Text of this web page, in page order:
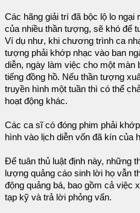
Các hãng giải trí đã bộc lộ lo ngại
của nhiều thần tượng, sẽ khó để
Ví dụ như, khi chương trình ca
tượng phải khớp nhạc vào ban
diễn, ngày làm việc cho một màn
tiếng đồng hồ. Nếu thần tượng
truyền hình một tuần thì có thể
hoạt động khác.
Các ca sĩ có đóng phim phải
hình vào lịch diễn vốn đã kín của
Để tuân thủ luật định này, những
lượng quảng cáo sinh lời họ vẫn
động quảng bá, bao gồm cả việc
tạp kỹ và trả lời phỏng vấn.